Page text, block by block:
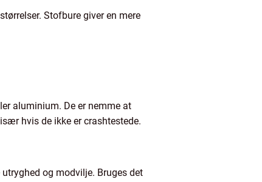
Stofbure giver en mere
aluminium. De er nemme at
hvis de ikke er crashtestede.
og modvilje. Bruges det